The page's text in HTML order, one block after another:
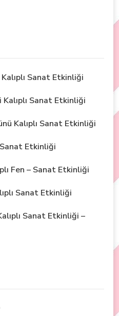
Sanat Etkinliği
Sanat Etkinliği
Kalıplı Sanat Etkinliği
Etkinliği
Fen – Sanat Etkinliği
Sanat Etkinliği
Sanat Etkinliği –